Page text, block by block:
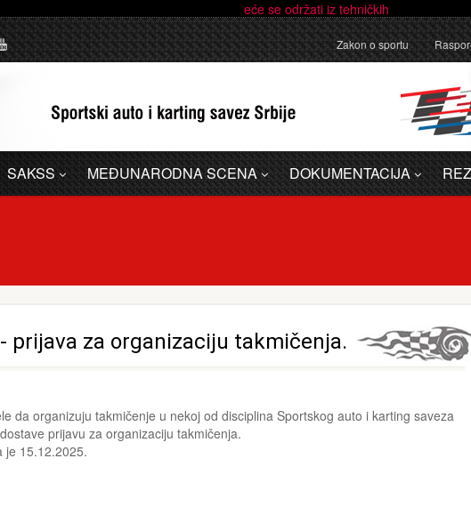
Ovim putem dajemo zvanično pojašnjenje u vezi sa administrativnom greškom u
Zakon o sportu
SAKSS MEĐUNARODNA SCENA DOKUMENTACIJA
prijava za organizaciju takmičenja.
da organizuju takmičenje u nekoj od disciplina Sportskog auto i karting saveza
prijavu za organizaciju takmičenja.
je 15.12.2025.